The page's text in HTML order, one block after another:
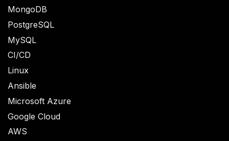
MongoDB
PostgreSQL
MySQL
CI/CD
Linux
Ansible
Microsoft Azure
Google Cloud
AWS